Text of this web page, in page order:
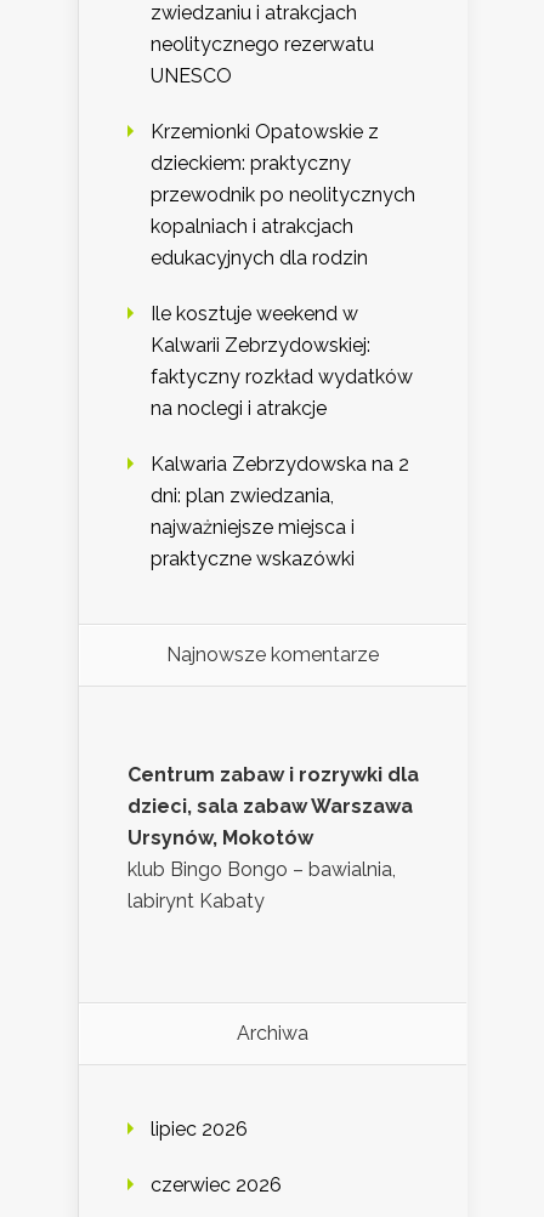
zwiedzaniu i atrakcjach
neolitycznego rezerwatu
UNESCO
Krzemionki Opatowskie z
dzieckiem: praktyczny
przewodnik po neolitycznych
kopalniach i atrakcjach
edukacyjnych dla rodzin
Ile kosztuje weekend w
Kalwarii Zebrzydowskiej:
faktyczny rozkład wydatków
na noclegi i atrakcje
Kalwaria Zebrzydowska na 2
dni: plan zwiedzania,
najważniejsze miejsca i
praktyczne wskazówki
Najnowsze komentarze
Centrum zabaw i rozrywki dla
dzieci, sala zabaw Warszawa
Ursynów, Mokotów
klub Bingo Bongo – bawialnia,
labirynt Kabaty
Archiwa
lipiec 2026
czerwiec 2026